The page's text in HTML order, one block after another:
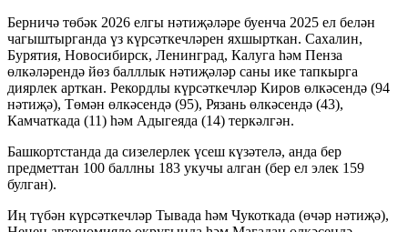
Берничә төбәк 2026 елгы нәтиҗәләре буенча 2025 ел белән
чагыштырганда үз күрсәткечләрен яхшырткан. Сахалин,
Бурятия, Новосибирск, Ленинград, Калуга һәм Пенза
өлкәләрендә йөз балллык нәтиҗәләр саны ике тапкырга
диярлек арткан. Рекордлы күрсәткечләр Киров өлкәсендә (94
нәтиҗә), Төмән өлкәсендә (95), Рязань өлкәсендә (43),
Камчаткада (11) һәм Адыгеяда (14) теркәлгән.
Башкортстанда да сизелерлек үсеш күзәтелә, анда бер
предметтан 100 баллны 183 укучы алган (бер ел элек 159
булган).
Иң түбән күрсәткечләр Тывада һәм Чукоткада (өчәр нәтиҗә),